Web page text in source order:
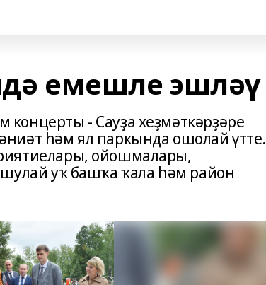
емешле эшләү
- Сауҙа хеҙмәткәрҙәре
һәм ял паркында ошолай үтте.
ойошмалары,
уҡ башҡа ҡала һәм район